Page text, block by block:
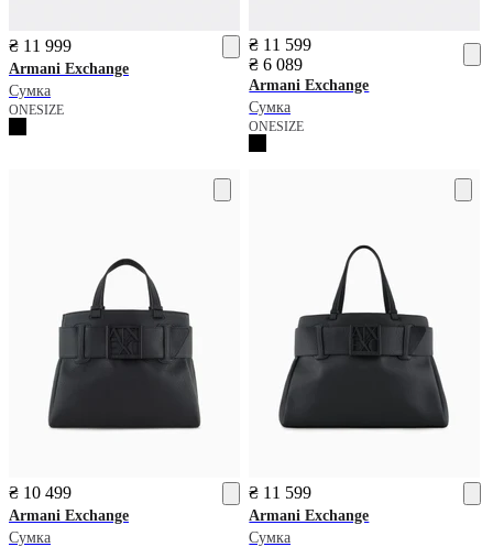
₴ 11 999
Armani Exchange
Сумка
ONESIZE
₴ 11 599
₴ 6 089
Armani Exchange
Сумка
ONESIZE
₴ 10 499
Armani Exchange
Сумка
₴ 11 599
Armani Exchange
Сумка